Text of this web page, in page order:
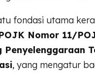
fondasi utama
Nomor 11/
Penyelenggaraan
, yang mengatur